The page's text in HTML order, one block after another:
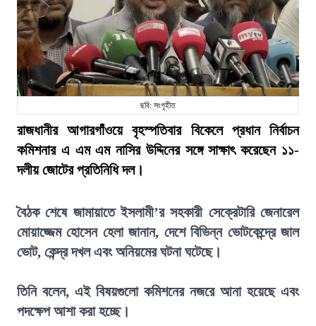
ছবি: সংগৃহীত
রাজধানীর আগারগাঁওয়ে বৃহস্পতিবার বিকেলে প্রধান নির্বাচন
কমিশনার এ এম এম নাসির উদ্দিনের সঙ্গে সাক্ষাৎ করেছেন ১১-
দলীয় জোটের প্রতিনিধি দল।
বৈঠক শেষে জামায়াতে ইসলামী’র সহকারী সেক্রেটারি জেনারেল
মোয়াজ্জেম হোসেন হেলা জানান, দেশে বিভিন্ন ভোটকেন্দ্রে জাল
ভোট, কেন্দ্র দখল এবং অনিয়মের ঘটনা ঘটেছে।
তিনি বলেন, এই বিষয়গুলো কমিশনের নজরে আনা হয়েছে এবং
পদক্ষেপ আশা করা হচ্ছে।